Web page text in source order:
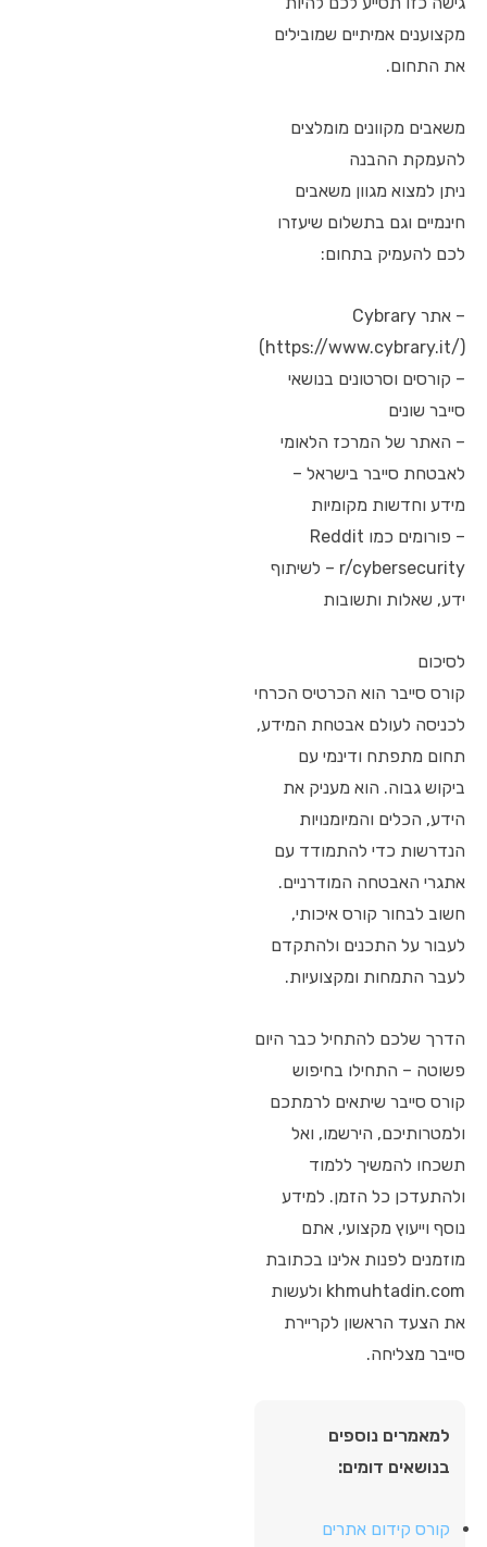
מקצוענים אמיתיים שמובילים
את התחום.
משאבים מקוונים מומלצים
להעמקת ההבנה
ניתן למצוא מגוון משאבים
חינמיים וגם בתשלום שיעזרו
לכם להעמיק בתחום:
– אתר Cybrary
(https://www.cybrary.it/)
– קורסים וסרטונים בנושאי
סייבר שונים
– האתר של המרכז הלאומי
לאבטחת סייבר בישראל –
מידע וחדשות מקומיות
– פורומים כמו Reddit
r/cybersecurity – לשיתוף
ידע, שאלות ותשובות
לסיכום
קורס סייבר הוא הכרטיס הכרחי
לכניסה לעולם אבטחת המידע,
תחום מתפתח ודינמי עם
ביקוש גבוה. הוא מעניק את
הידע, הכלים והמיומנויות
הנדרשות כדי להתמודד עם
אתגרי האבטחה המודרניים.
חשוב לבחור קורס איכותי,
לעבור על התכנים ולהתקדם
לעבר התמחות ומקצועיות.
הדרך שלכם להתחיל כבר היום
פשוטה – התחילו בחיפוש
קורס סייבר שיתאים לרמתכם
ולמטרותיכם, הירשמו, ואל
תשכחו להמשיך ללמוד
ולהתעדכן כל הזמן. למידע
נוסף וייעוץ מקצועי, אתם
מוזמנים לפנות אלינו בכתובת
khmuhtadin.com ולעשות
את הצעד הראשון לקריירת
סייבר מצליחה.
למאמרים נוספים
בנושאים דומים:
קורס קידום אתרים